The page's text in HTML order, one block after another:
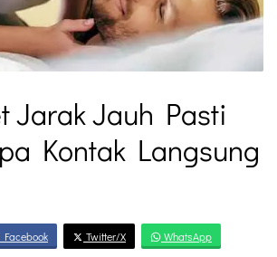
Jarak Jauh Pasti
Kontak Langsung
Facebook Twitter/X WhatsApp